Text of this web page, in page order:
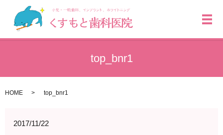
メ
top_bnr1
HOME top_bnr1
2017/11/22